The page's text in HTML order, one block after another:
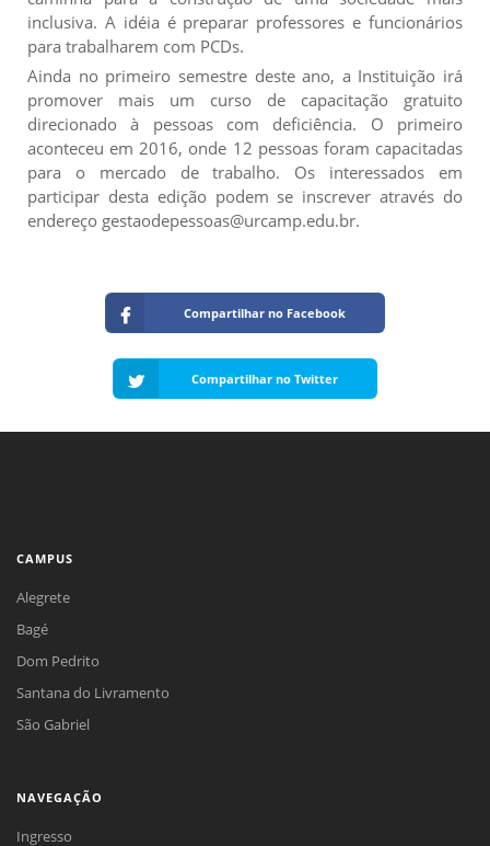
inclusiva. A idéia é preparar professores e funcionários
para trabalharem com PCDs.
Ainda no primeiro semestre deste ano, a Instituição irá
promover mais um curso de capacitação gratuito
direcionado à pessoas com deficiência. O primeiro
aconteceu em 2016, onde 12 pessoas foram capacitadas
para o mercado de trabalho. Os interessados em
participar desta edição podem se inscrever através do
endereço gestaodepessoas@urcamp.edu.br.
Compartilhar no Facebook
Compartilhar no Twitter
CAMPUS
Alegrete
Bagé
Dom Pedrito
Santana do Livramento
São Gabriel
NAVEGAÇÃO
Ingresso